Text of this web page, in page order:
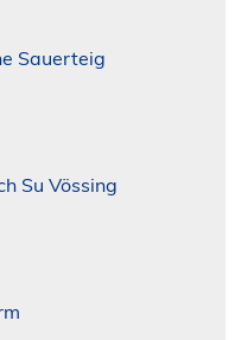
Sauerteig
Su Vössing